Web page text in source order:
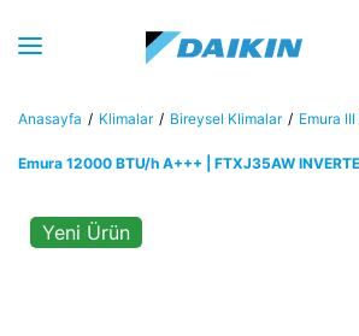
Anasayfa Klimalar Bireysel Klimalar Emura
Emura 12000 BTU/h A+++ | FTXJ35AW
Yeni Ürün